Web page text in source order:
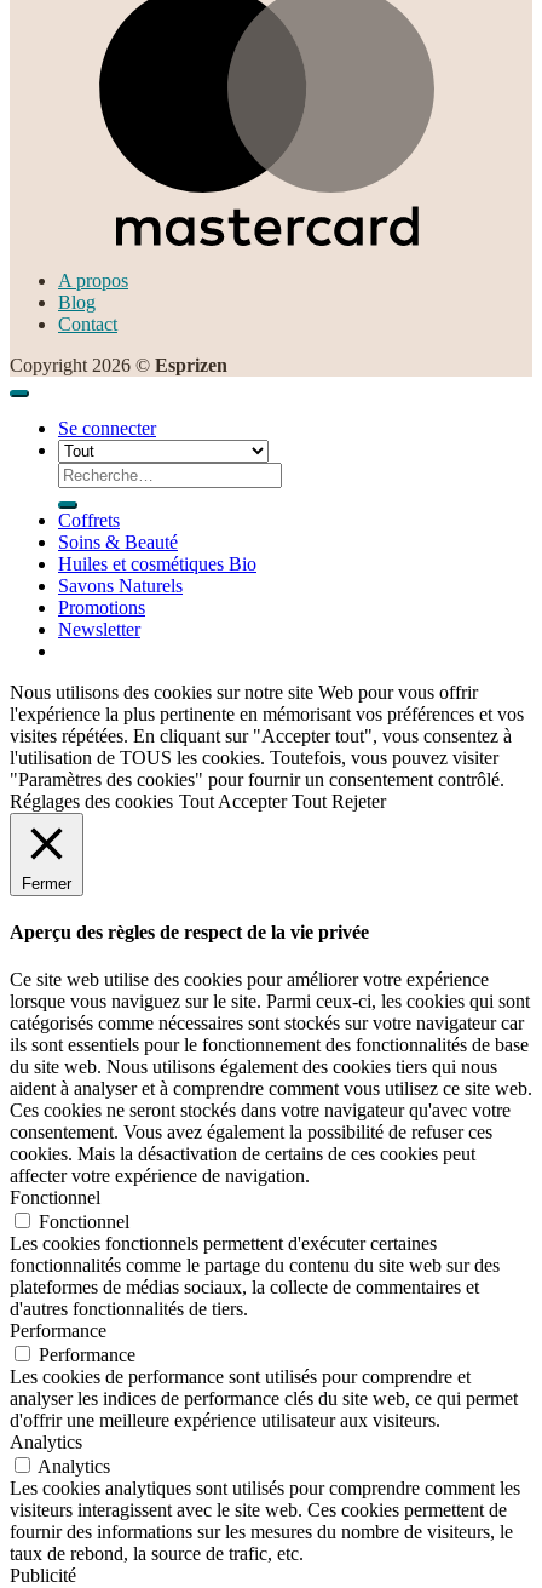
A propos
Blog
Contact
Copyright 2026 © Esprizen
Se connecter
Recherche
pour :
Coffrets
Soins & Beauté
Huiles et cosmétiques Bio
Savons Naturels
Promotions
Newsletter
Nous utilisons des cookies sur notre site Web pour vous offrir
l'expérience la plus pertinente en mémorisant vos préférences et vos
visites répétées. En cliquant sur "Accepter tout", vous consentez à
l'utilisation de TOUS les cookies. Toutefois, vous pouvez visiter
"Paramètres des cookies" pour fournir un consentement contrôlé.
Réglages des cookies Tout Accepter Tout Rejeter
Fermer
Aperçu des règles de respect de la vie privée
Ce site web utilise des cookies pour améliorer votre expérience
lorsque vous naviguez sur le site. Parmi ceux-ci, les cookies qui sont
catégorisés comme nécessaires sont stockés sur votre navigateur car
ils sont essentiels pour le fonctionnement des fonctionnalités de base
du site web. Nous utilisons également des cookies tiers qui nous
aident à analyser et à comprendre comment vous utilisez ce site web.
Ces cookies ne seront stockés dans votre navigateur qu'avec votre
consentement. Vous avez également la possibilité de refuser ces
cookies. Mais la désactivation de certains de ces cookies peut
affecter votre expérience de navigation.
Fonctionnel
Fonctionnel
Les cookies fonctionnels permettent d'exécuter certaines
fonctionnalités comme le partage du contenu du site web sur des
plateformes de médias sociaux, la collecte de commentaires et
d'autres fonctionnalités de tiers.
Performance
Performance
Les cookies de performance sont utilisés pour comprendre et
analyser les indices de performance clés du site web, ce qui permet
d'offrir une meilleure expérience utilisateur aux visiteurs.
Analytics
Analytics
Les cookies analytiques sont utilisés pour comprendre comment les
visiteurs interagissent avec le site web. Ces cookies permettent de
fournir des informations sur les mesures du nombre de visiteurs, le
taux de rebond, la source de trafic, etc.
Publicité